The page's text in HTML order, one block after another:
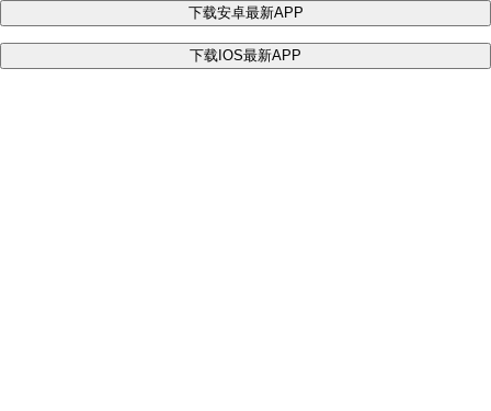
下载安卓最新APP
下载IOS最新APP